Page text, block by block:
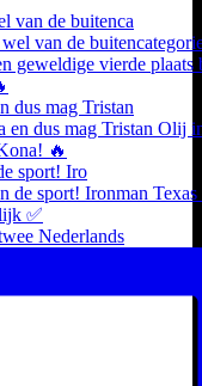
van de buitenca
mag Tristan
sport! Iro
Nederlands